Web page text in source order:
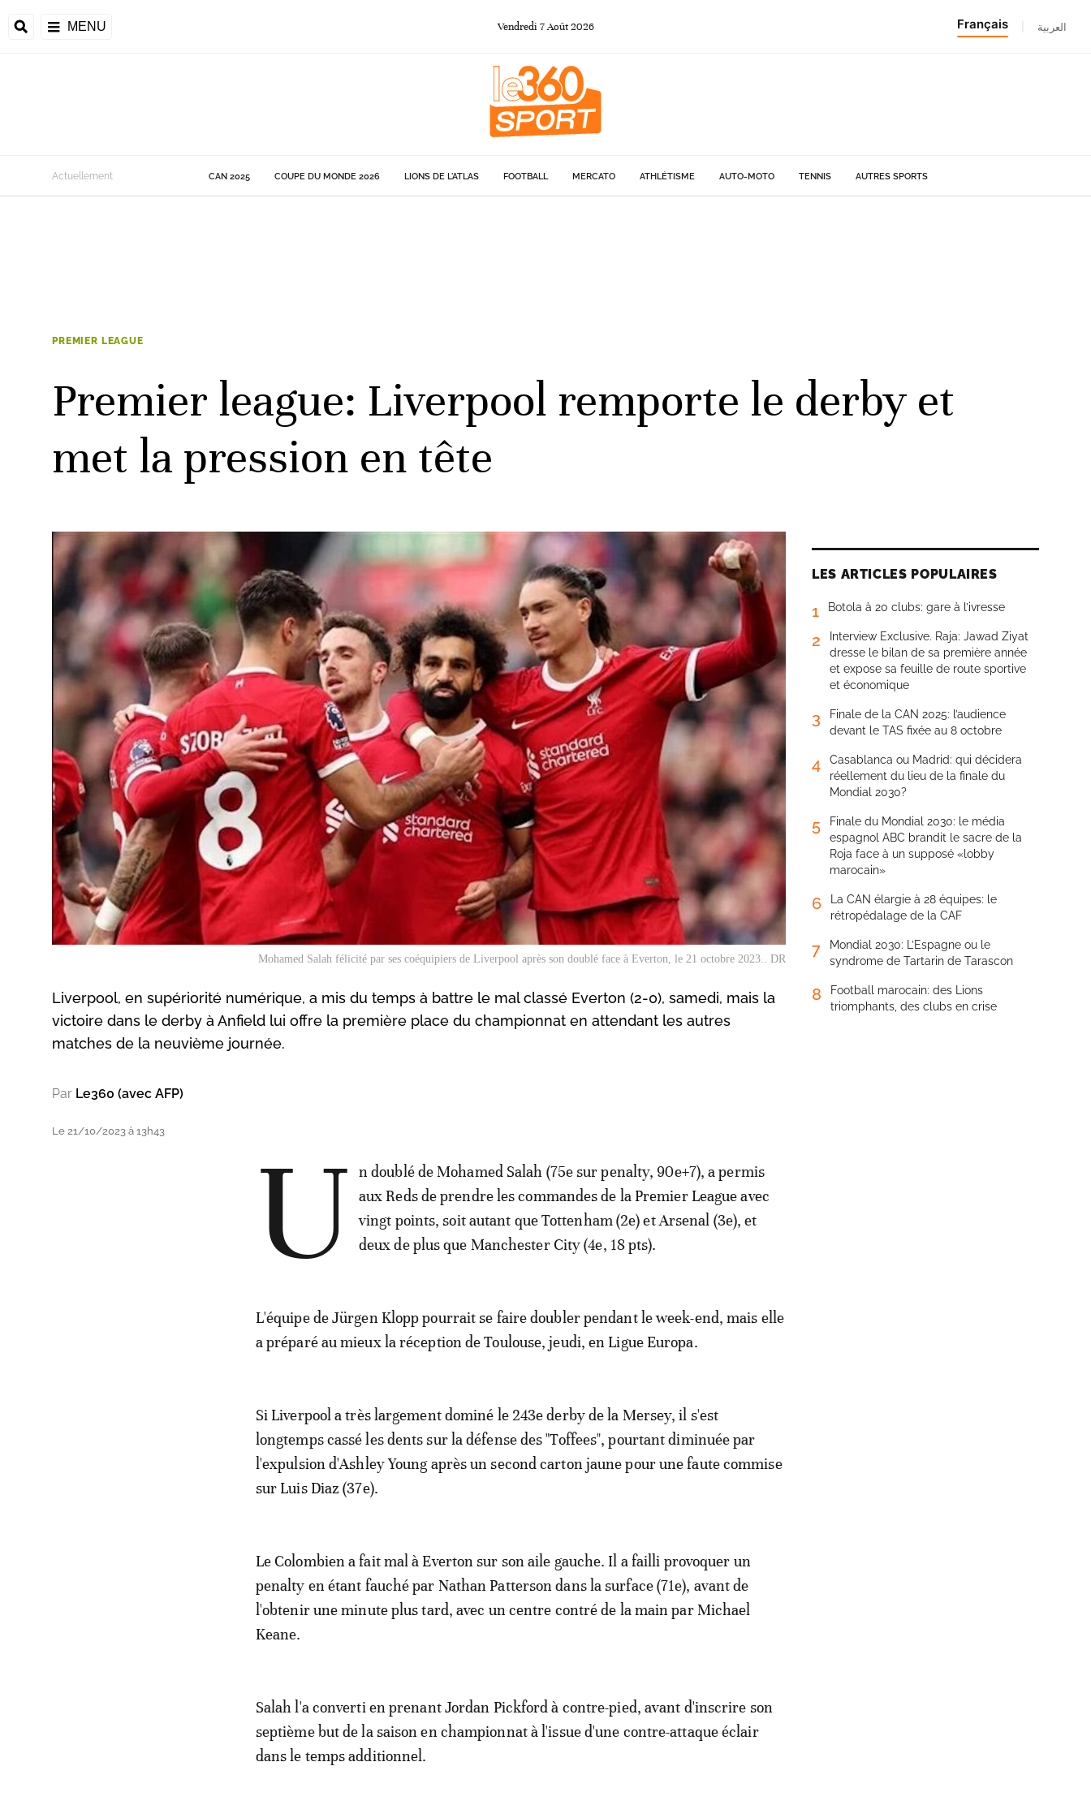
MENU Vendredi 7Août 2026 Français العربية
de la CAF
Actuellement CAN 2025 COUPE DU MONDE 2026 LIONS DE L'ATLAS FOOTBALL MERCATO ATHLÉTISME AUTO-MOTO TENNIS AUTRES SPORTS
PREMIER LEAGUE
Premier league: Liverpool remporte le derby et
met la pression en tête
Mohamed Salah félicité par ses coéquipiers de Liverpool après son doublé face à Everton, le 21 octobre 2023.. DR
Liverpool, en supériorité numérique, a mis du temps à battre le mal classé Everton (2-0), samedi, mais la
victoire dans le derby à Anfield lui offre la première place du championnat en attendant les autres
matches de la neuvième journée.
Par Le360 (avec AFP)
Le 21/10/2023 à 13h43 U
n doublé de Mohamed Salah (75e sur penalty, 90e+7), a permis
aux Reds de prendre les commandes de la Premier League avec
vingt points, soit autant que Tottenham (2e) et Arsenal (3e), et
deux de plus que Manchester City (4e, 18 pts).
L'équipe de Jürgen Klopp pourrait se faire doubler pendant le week-end, mais elle
a préparé au mieux la réception de Toulouse, jeudi, en Ligue Europa.
Si Liverpool a très largement dominé le 243e derby de la Mersey, il s'est
longtemps cassé les dents sur la défense des "Toffees", pourtant diminuée par
l'expulsion d'Ashley Young après un second carton jaune pour une faute commise
sur Luis Diaz (37e).
Le Colombien a fait mal à Everton sur son aile gauche. Il a failli provoquer un
penalty en étant fauché par Nathan Patterson dans la surface (71e), avant de
l'obtenir une minute plus tard, avec un centre contré de la main par Michael
Keane.
Salah l'a converti en prenant Jordan Pickford à contre-pied, avant d'inscrire son
septième but de la saison en championnat à l'issue d'une contre-attaque éclair
dans le temps additionnel.
LES ARTICLES POPULAIRES
1 Botola à 20 clubs: gare à l’ivresse
2
Interview Exclusive. Raja: Jawad Ziyat
dresse le bilan de sa première année
et expose sa feuille de route sportive
et économique
3
Finale de la CAN 2025: l’audience
devant le TAS fixée au 8 octobre
4
Casablanca ou Madrid: qui décidera
réellement du lieu de la finale du
Mondial 2030?
5
Finale du Mondial 2030: le média
espagnol ABC brandit le sacre de la
Roja face à un supposé «lobby
marocain»
6
La CAN élargie à 28 équipes: le
rétropédalage de la CAF
7
Mondial 2030: L’Espagne ou le
syndrome de Tartarin de Tarascon
8
Football marocain: des Lions
triomphants, des clubs en crise